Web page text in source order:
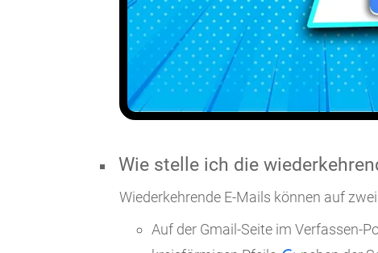
Wie stelle ich die
Wiederkehrende E-Mails können auf
Auf der Gmail-Seite im Verfassen-